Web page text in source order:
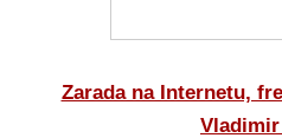
Zarada na Internetu,